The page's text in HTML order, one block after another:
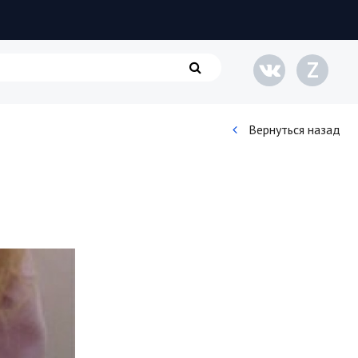
Семья и дети
Путешествия
Строительство
Культура и общество
Z
Вернуться назад